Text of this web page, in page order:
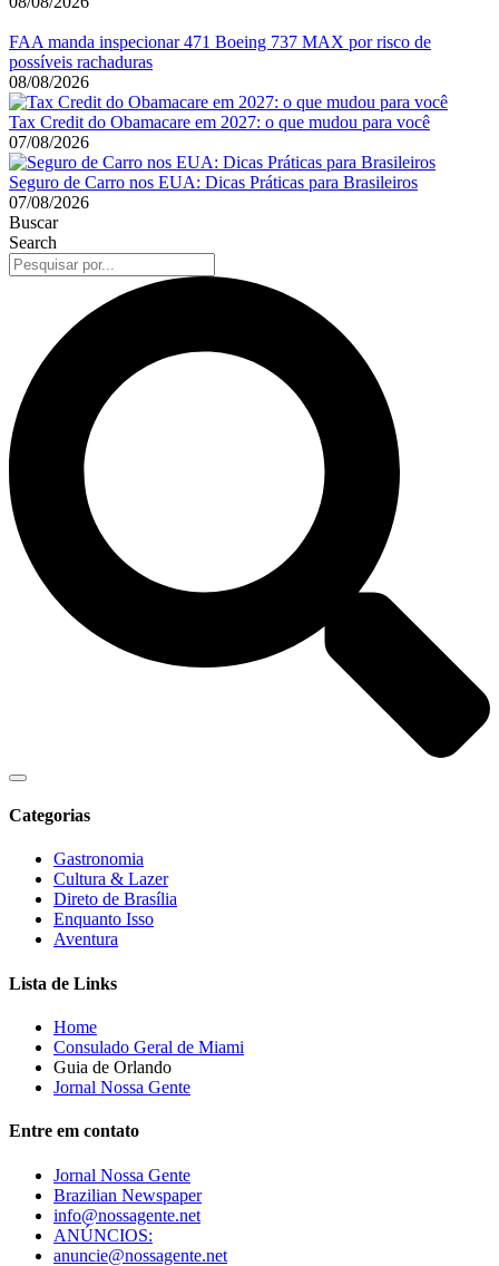
FAA manda inspecionar 471 Boeing 737 MAX por risco de
possíveis rachaduras
08/08/2026
Tax Credit do Obamacare em 2027: o que mudou para você
07/08/2026
Seguro de Carro nos EUA: Dicas Práticas para Brasileiros
07/08/2026
Buscar
Search
Categorias
Gastronomia
Cultura & Lazer
Direto de Brasília
Enquanto Isso
Aventura
Lista de Links
Home
Consulado Geral de Miami
Guia de Orlando
Jornal Nossa Gente
Entre em contato
Jornal Nossa Gente
Brazilian Newspaper
info@nossagente.net
ANÚNCIOS:
anuncie@nossagente.net